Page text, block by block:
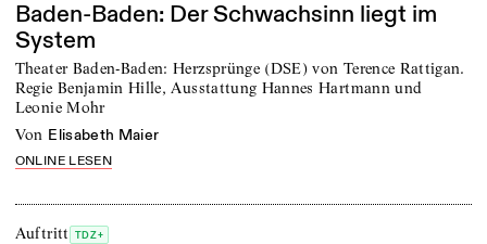
Baden-Baden: Der Schwachsinn liegt im
System
Theater Baden-Baden: Herzsprünge (DSE) von Terence Rattigan.
Regie Benjamin Hille, Ausstattung Hannes Hartmann und
Leonie Mohr
von Elisabeth Maier
ONLINE LESEN
Auftritt TDZ+